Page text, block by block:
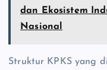
dan Ekosistem
Nasional
Struktur KPKS yang